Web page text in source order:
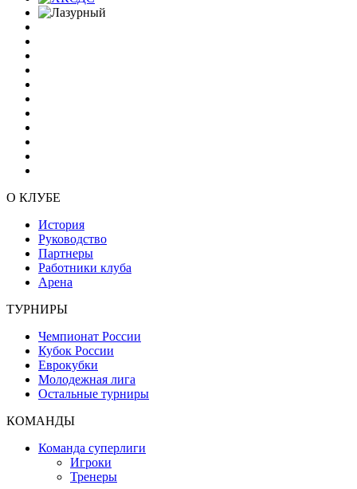
О КЛУБЕ
История
Руководство
Партнеры
Работники клуба
Арена
ТУРНИРЫ
Чемпионат России
Кубок России
Еврокубки
Молодежная лига
Остальные турниры
КОМАНДЫ
Команда суперлиги
Игроки
Тренеры